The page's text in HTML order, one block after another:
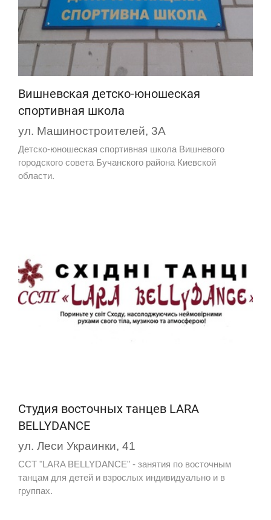
Вишневская детско-юношеская
спортивная школа
ул. Машиностроителей, 3А
Детско-юношеская спортивная школа Вишневого
городского совета Бучанского района Киевской
области.
Студия восточных танцев LARA
BELLYDANCE
ул. Леси Украинки, 41
ССТ "LARA BELLYDANCE" - занятия по восточным
танцам для детей и взрослых индивидуально и в
группах.